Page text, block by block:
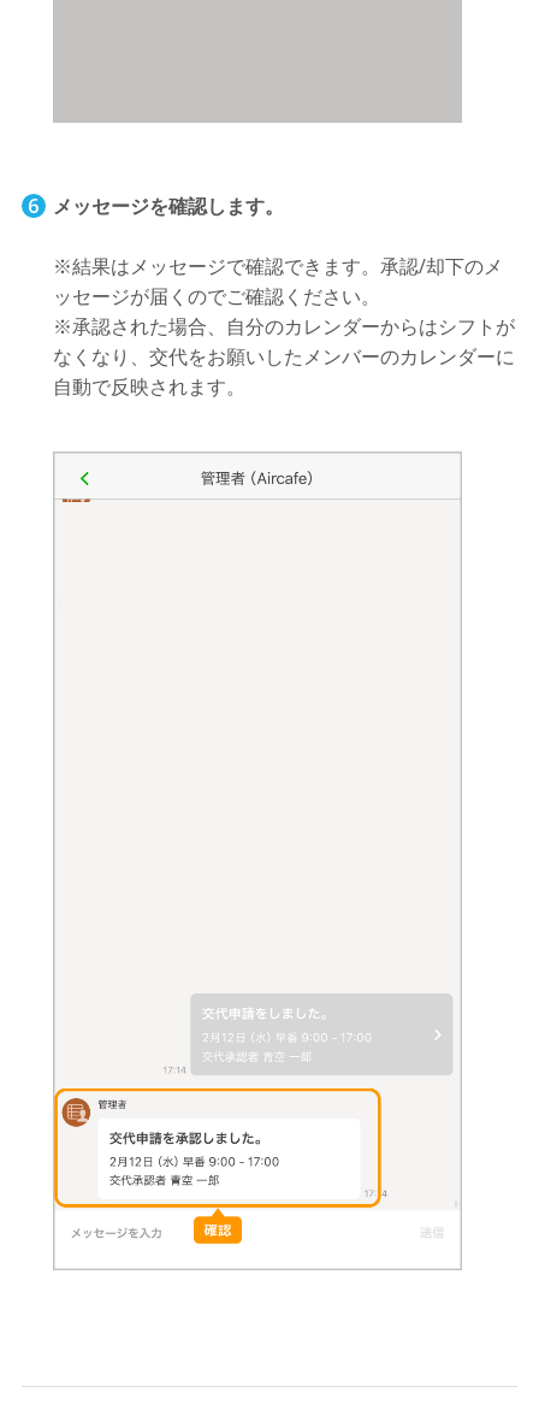
メッセージを確認します。
※結果はメッセージで確認できます。承認/却下のメ
ッセージが届くのでご確認ください。
※承認された場合、自分のカレンダーからはシフトが
なくなり、交代をお願いしたメンバーのカレンダーに
自動で反映されます。